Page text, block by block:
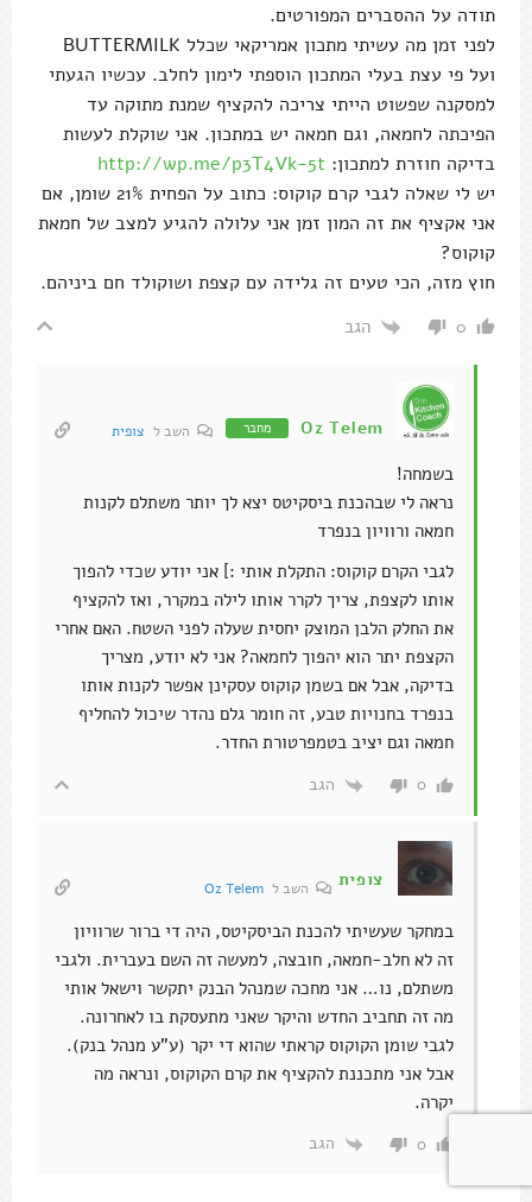
תודה על ההסברים המפורטים.
לפני זמן מה עשיתי מתכון אמריקאי שכלל BUTTERMILK
ועל פי עצת בעלי המתכון הוספתי לימון לחלב. עכשיו הגעתי
למסקנה שפשוט הייתי צריכה להקציף שמנת מתוקה עד
הפיכתה לחמאה, וגם חמאה יש במתכון. אני שוקלת לעשות
בדיקה חוזרת למתכון: http://wp.me/p3T4Vk-5t
יש לי שאלה לגבי קרם קוקוס: כתוב על הפחית 21% שומן, אם
אני אקציף את זה המון זמן אני עלולה להגיע למצב של חמאת
קוקוס?
חוץ מזה, הכי טעים זה גלידה עם קצפת ושוקולד חם ביניהם.
0 הגב
Oz Telem מחבר השב ל צופית
בשמחה!
נראה לי שבהכנת ביסקיטס יצא לך יותר משתלם לקנות
חמאה ורוויון בנפרד
לגבי הקרם קוקוס: התקלת אותי :] אני יודע שכדי להפוך
אותו לקצפת, צריך לקרר אותו לילה במקרר, ואז להקציף
את החלק הלבן המוצק יחסית שעלה לפני השטח. האם אחרי
הקצפת יתר הוא יהפוך לחמאה? אני לא יודע, מצריך
בדיקה, אבל אם בשמן קוקוס עסקינן אפשר לקנות אותו
בנפרד בחנויות טבע, זה חומר גלם נהדר שיכול להחליף
חמאה וגם יציב בטמפרטורת החדר.
0 הגב
צופית השב לOz Telem
במחקר שעשיתי להכנת הביסקיטס, היה די ברור שרוויון
זה לא חלב-חמאה, חובצה, למעשה זה השם בעברית. ולגבי
משתלם, נו… אני מחכה שמנהל הבנק יתקשר וישאל אותי
מה זה תחביב החדש והיקר שאני מתעסקת בו לאחרונה.
לגבי שומן הקוקוס קראתי שהוא די יקר (ע"ע מנהל בנק).
אבל אני מתכננת להקציף את קרם הקוקוס, ונראה מה
יקרה.
0 הגב